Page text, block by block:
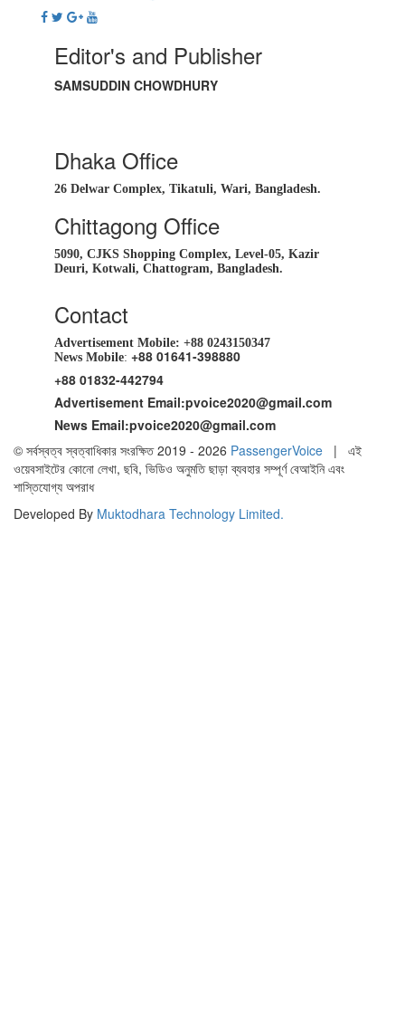
Editor's and Publisher
SAMSUDDIN CHOWDHURY
Dhaka Office
26 Delwar Complex, Tikatuli, Wari, Bangladesh.
Chittagong Office
5090, CJKS Shopping Complex, Level-05, Kazir
Deuri, Kotwali, Chattogram, Bangladesh.
Contact
Advertisement Mobile: +88 0243150347
News Mobile: +88 01641-398880
+88 01832-442794
Advertisement Email:pvoice2020@gmail.com
News Email:pvoice2020@gmail.com
© সর্বস্বত্ব স্বত্বাধিকার সংরক্ষিত 2019 - 2026 PassengerVoice | এই
ওয়েবসাইটের কোনো লেখা, ছবি, ভিডিও অনুমতি ছাড়া ব্যবহার সম্পূর্ণ বেআইনি এবং
শাস্তিযোগ্য অপরাধ
Developed By Muktodhara Technology Limited.